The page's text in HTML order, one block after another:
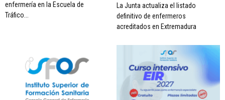
enfermería en la Escuela de
Tráfico...
La Junta actualiza el listado
definitivo de enfermeros
acreditados en Extremadura